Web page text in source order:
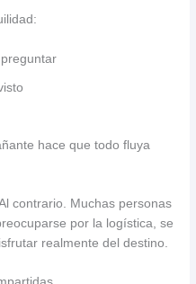
hace que todo fluya
contrario. Muchas personas
por la logística, se
realmente del destino.